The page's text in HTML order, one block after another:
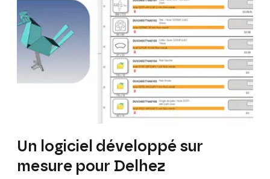
Un logiciel développé sur
mesure pour Delhez